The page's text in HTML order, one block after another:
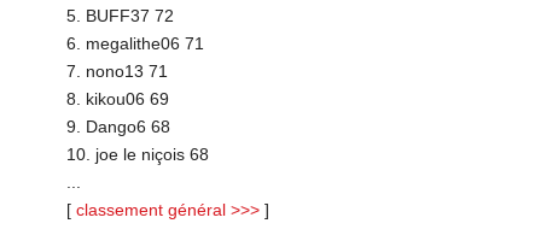
5. BUFF37 72
6. megalithe06 71
7. nono13 71
8. kikou06 69
9. Dango6 68
10. joe le niçois 68
[ classement général >>> ]